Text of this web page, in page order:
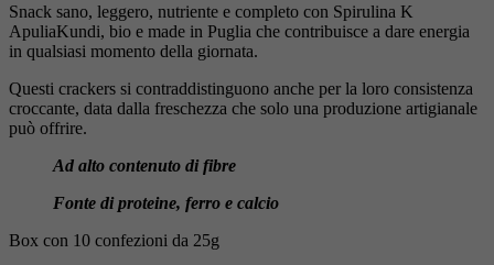
Snack sano, leggero, nutriente e completo con Spirulina K
ApuliaKundi, bio e made in Puglia che contribuisce a dare energia
in qualsiasi momento della giornata.
Questi crackers si contraddistinguono anche per la loro consistenza
croccante, data dalla freschezza che solo una produzione artigianale
può offrire.
Ad alto contenuto di fibre
Fonte di proteine, ferro e calcio
Box con 10 confezioni da 25g